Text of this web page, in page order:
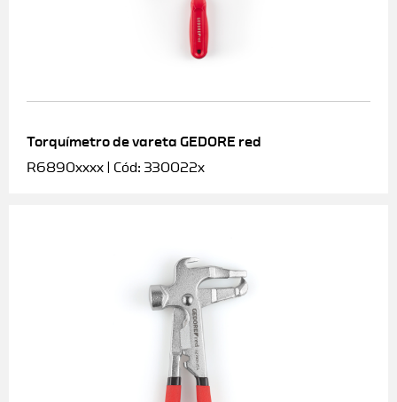
Torquímetro de vareta GEDORE red
R6890xxxx | Cód: 330022x